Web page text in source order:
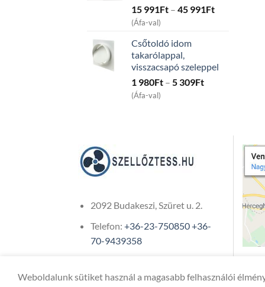
188Ft
15 991Ft – 45 991FtPrice
45
(Áfa-val)
Csőtoldó idom
takarólappal,
visszacsapó szeleppel
1 980Ft – 5 309FtPrice
(Áfa-val)
2092 Budakeszi, Szüret u. 2.
Telefon: +36-23-750850+36-
70-9439358
Copyright 2026 ©ONIXCOM KFT.
Weboldalunk sütiket használ a magasabb felhasználói